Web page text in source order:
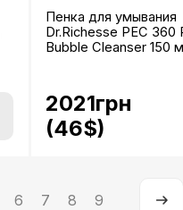
Пенка для умывания
Dr.Richesse PEC 360
Bubble Cleanser 150
2021грн
(46$)
6 7 8 9